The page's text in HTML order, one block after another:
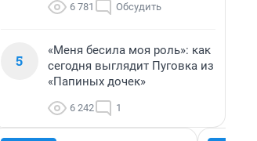
6 781 Обсудить
5
«Меня бесила моя роль»: как
сегодня выглядит Пуговка из
«Папиных дочек»
6 242 1